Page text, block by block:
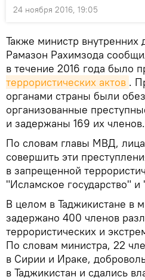
24 ноября 2016, 19:05
Также министр внутренних
Рамазон Рахимзода
в течение 2016 года было
террористических актов .
органами страны были
организованные
и задержаны 169 их членов.
По словам главы МВД,
совершить эти
в запрещенной
"Исламское государство"
В целом в Таджикистане в
задержано 400 членов
террористических и
По словам министра, 22
в Сирии и Ираке,
в Таджикистан и сдались